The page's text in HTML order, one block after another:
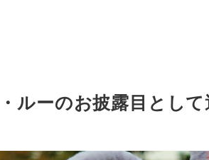
ルーのお披露目として